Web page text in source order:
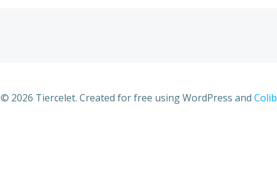
© 2026 Tiercelet. Created for free using WordPress and